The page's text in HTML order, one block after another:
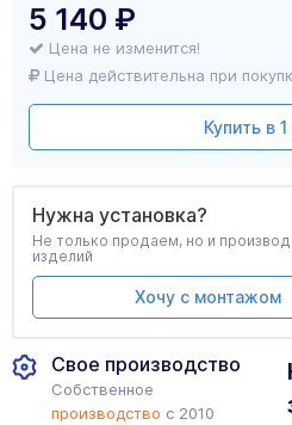
5 140 ₽
Цена не изменится!
Цена действительна при
Купить в
Свое производство
Собственное
производство с 2010
Нужна установка?
Не только продаем, но и
изделий
Хочу с монтажом